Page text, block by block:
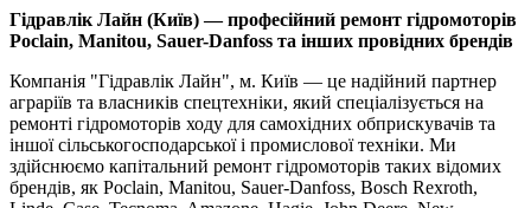
Гідравлік Лайн (Київ) — професійний ремонт гідромоторів
Poclain, Manitou, Sauer-Danfoss та інших провідних брендів
Компанія "Гідравлік Лайн", м. Київ — це надійний партнер
аграріїв та власників спецтехніки, який спеціалізується на
ремонті гідромоторів ходу для самохідних обприскувачів та
іншої сільськогосподарської і промислової техніки. Ми
здійснюємо капітальний ремонт гідромоторів таких відомих
брендів, як Poclain, Manitou, Sauer-Danfoss, Bosch Rexroth,